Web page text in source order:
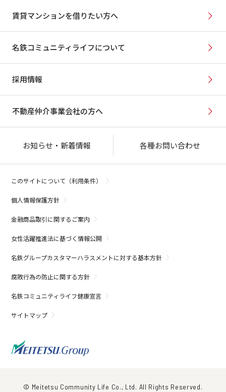
賃貸マンションを借りたい方へ
名鉄コミュニティライフについて
採用情報
不動産仲介事業会社の方へ
お知らせ・新着情報 各種お問い合わせ
このサイトについて（利用条件）
個人情報保護方針
金融商品取引に関するご案内
女性活躍推進法に基づく情報公開
名鉄グループカスタマーハラスメントに対する基本方針
腐敗行為の防止に関する方針
名鉄コミュニティライフ健康宣言
サイトマップ
© Meitetsu Community Life Co., Ltd. All Rights Reserved.